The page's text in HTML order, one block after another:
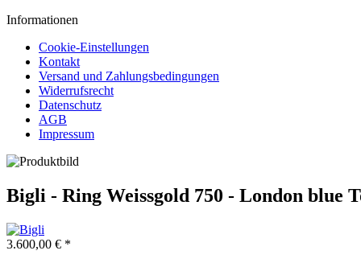
Informationen
Cookie-Einstellungen
Kontakt
Versand und Zahlungsbedingungen
Widerrufsrecht
Datenschutz
AGB
Impressum
Bigli - Ring Weissgold 750 - London blue
3.600,00 € *